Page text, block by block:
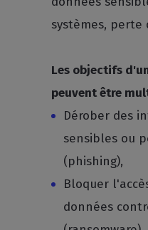
systèmes, perte
Les objectifs
peuvent être
Dérober des
sensibles ou
(phishing),
Bloquer
données